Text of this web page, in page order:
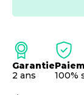
Garantie
2 ans
100%